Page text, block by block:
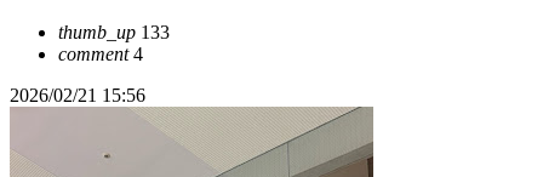
thumb_up 133
comment4
2026/02/21 15:56